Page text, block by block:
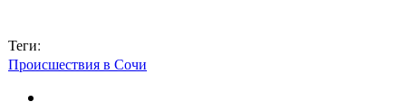
Теги:
Происшествия в Сочи